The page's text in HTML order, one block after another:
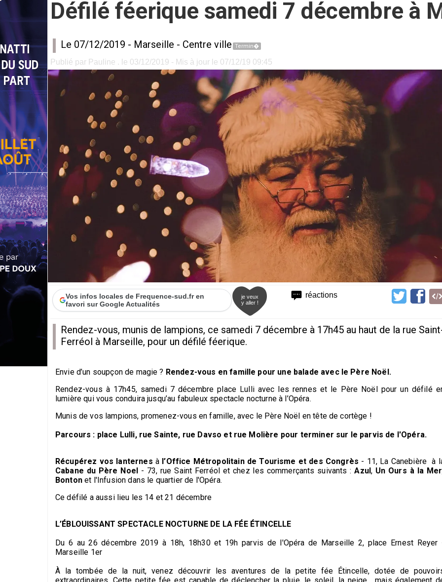
Défilé féerique samedi 7 décembre à
Le 07/12/2019 - Marseille - Centre ville Termin�
Publié par Pauline . le 03/12/2019 - Mis à jour le 07/12/19 09:45
réactions
Vos infos locales de Frequence-sud.fr en
favori sur Google Actualités
je veux
y aller !
Rendez-vous, munis de lampions, ce samedi 7 décembre à 17h45 au haut de la rue
Ferréol à Marseille, pour un défilé féerique.
Envie d’un soupçon de magie ? Rendez-vous en famille pour une balade avec le Père Noël.
Rendez-vous à 17h45, samedi 7 décembreplace Lulli avec les rennes et le Père Noël pour un défilé
lumière qui vous conduira jusqu’au fabuleux spectacle nocturne à l’Opéra.
Munis de vos lampions, promenez-vous en famille, avec le Père Noël en tête de cortège !
Parcours : place Lulli, rue Sainte, rue Davso et rue Molière pour terminer sur le parvis de l'Opéra.
Récupérez vos lanternes à l’Office Métropolitain de Tourisme et des Congrès - 11, La Canebière à
Cabane du Père Noel - 73, rue Saint Ferréol et chez les commerçants suivants :Azul, Un Ours à la Mer
Bontonet l'Infusion dans le quartier de l'Opéra.
Ce défilé a aussi lieu les 14 et 21 décembre
L’ÉBLOUISSANT SPECTACLE NOCTURNE DE LA FÉE ÉTINCELLE
Du 6 au 26 décembre 2019 à 18h, 18h30 et 19h parvis de l'Opéra de Marseille 2, place Ernest Reyer
Marseille 1er
À la tombée de la nuit, venez découvrir les aventures de la petite fée Étincelle, dotée de